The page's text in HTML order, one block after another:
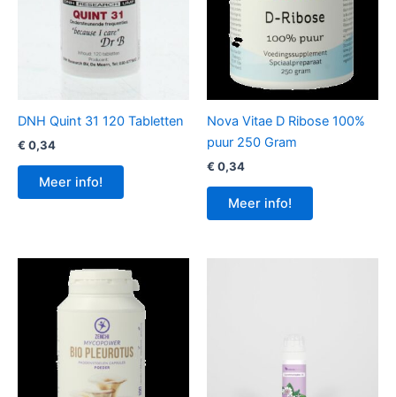
DNH Quint 31 120 Tabletten
€ 0,34
Meer info!
Nova Vitae D Ribose 100%
puur 250 Gram
€ 0,34
Meer info!